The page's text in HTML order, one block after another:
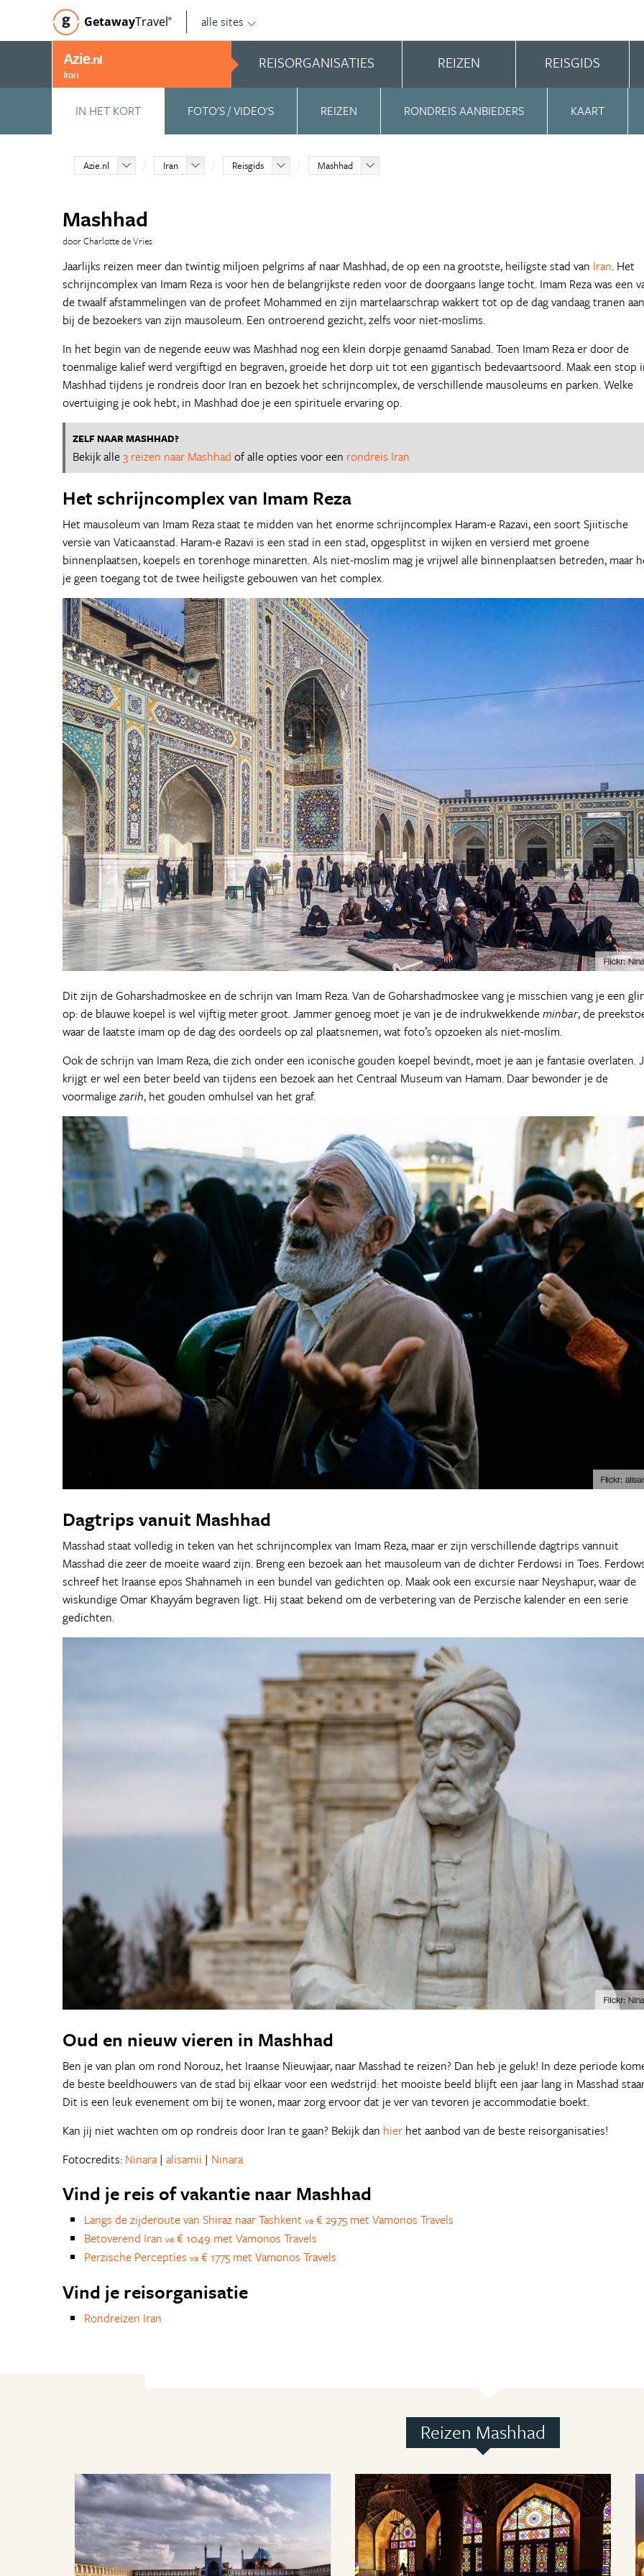
GetawayTravel© alle sites
Azie.nl
Iran
REISORGANISATIES REIZEN REISGIDS
IN HET KORT FOTO'S / VIDEO'S REIZEN RONDREIS AANBIEDERS KAART
Azie.nl Iran Reisgids Mashhad
Mashhad
door Charlotte de Vries
Jaarlijks reizen meer dan twintig miljoen pelgrims af naar Mashhad, de op een na grootste, heiligste stad van Iran. Het
schrijncomplex van Imam Reza is voor hen de belangrijkste reden voor de doorgaans lange tocht. Imam Reza was een
de twaalf afstammelingen van de profeet Mohammed en zijn martelaarschrap wakkert tot op de dag vandaag tranen aan
bij de bezoekers van zijn mausoleum. Een ontroerend gezicht, zelfs voor niet-moslims.
In het begin van de negende eeuw was Mashhad nog een klein dorpje genaamd Sanabad. Toen Imam Reza er door de
toenmalige kalief werd vergiftigd en begraven, groeide het dorp uit tot een gigantisch bedevaartsoord. Maak een stop
Mashhad tijdens je rondreis door Iran en bezoek het schrijncomplex, de verschillende mausoleums en parken. Welke
overtuiging je ook hebt, in Mashhad doe je een spirituele ervaring op.
ZELF NAAR MASHHAD?
Bekijk alle3 reizen naar Mashhad of alle opties voor een rondreis Iran
Het schrijncomplex van Imam Reza
Het mausoleum van Imam Reza staat te midden van het enorme schrijncomplex Haram-e Razavi, een soort Sjiitische
versie van Vaticaanstad. Haram-e Razavi is een stad in een stad, opgesplitst in wijken en versierd met groene
binnenplaatsen, koepels en torenhoge minaretten. Als niet-moslim mag je vrijwel alle binnenplaatsen betreden, maar
je geen toegang tot de twee heiligste gebouwen van het complex.
Dit zijn de Goharshadmoskee en de schrijn van Imam Reza. Van de Goharshadmoskee vang je misschien vang je een
op: de blauwe koepel is wel vijftig meter groot. Jammer genoeg moet je van je de indrukwekkendeminbar, de
waar de laatste imam op de dag des oordeels op zal plaatsnemen, wat foto’s opzoeken als niet-moslim.
Ook de schrijn van Imam Reza, die zich onder een iconische gouden koepel bevindt, moet je aan je fantasie overlaten.
krijgt er wel een beter beeld van tijdens een bezoek aan het Centraal Museum van Hamam. Daar bewonder je de
voormaligezarih, het gouden omhulsel van het graf.
Dagtrips vanuit Mashhad
Masshad staat volledig in teken van het schrijncomplex van Imam Reza, maar er zijn verschillende dagtrips vannuit
Masshad die zeer de moeite waard zijn. Breng een bezoek aan het mausoleum van de dichter Ferdowsi in Toes.
schreef het Iraanse epos Shahnameh in een bundel van gedichten op. Maak ook een excursie naar Neyshapur, waar de
wiskundige Omar Khayyám begraven ligt. Hij staat bekend om de verbetering van de Perzische kalender en een serie
gedichten.
Oud en nieuw vieren in Mashhad
Ben je van plan om rond Norouz, het Iraanse Nieuwjaar, naar Masshad te reizen? Dan heb je geluk! In deze periode
de beste beeldhouwers van de stad bij elkaar voor een wedstrijd: het mooiste beeld blijft een jaar lang in Masshad
Dit is een leuk evenement om bij te wonen, maar zorg ervoor dat je ver van tevoren je accommodatie boekt.
Kan jij niet wachten om op rondreis door Iran te gaan? Bekijk dan hier het aanbod van de beste reisorganisaties!
Fotocredits: Ninara | alisamii | Ninara
Vind je reis of vakantie naar Mashhad
Langs de zijderoute van Shiraz naar Tashkent va € 2975 met Vamonos Travels
Betoverend Iran va € 1049 met Vamonos Travels
Perzische Percepties va € 1775 met Vamonos Travels
Vind je reisorganisatie
Rondreizen Iran
Reizen Mashhad